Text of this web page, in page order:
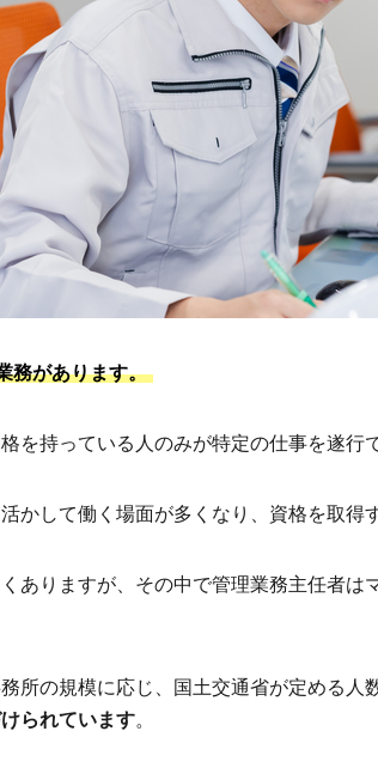
務があります。
を持っている人のみが特定の仕事を遂行
かして働く場面が多くなり、資格を取得
ありますが、その中で管理業務主任者は
所の規模に応じ、国土交通省が定める人
られています。